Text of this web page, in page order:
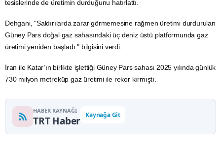
tesislerinde de üretimin durduğunu hatırlattı.
Dehgani, "Saldırılarda zarar görmemesine rağmen üretimi durdurulan
Güney Pars doğal gaz sahasındaki üç deniz üstü platformunda gaz
üretimi yeniden başladı." bilgisini verdi.​​​​​​​
İran ile Katar’ın birlikte işlettiği Güney Pars sahası 2025 yılında günlük
730 milyon metreküp gaz üretimi ile rekor kırmıştı.
HABER KAYNAĞI
TRT Haber Kaynağa Git